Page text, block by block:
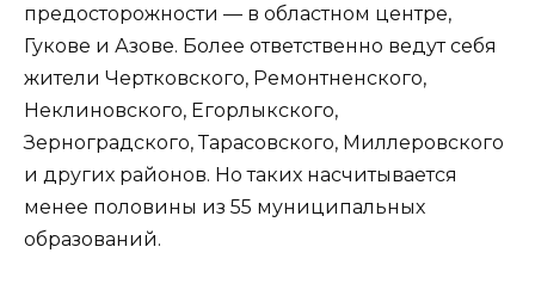
предосторожности — в областном центре,
Гукове и Азове. Более ответственно ведут себя
жители Чертковского, Ремонтненского,
Неклиновского, Eгорлыкского,
Зерноградского, Тарасовского, Миллеровского
и других районов. Но таких насчитывается
менее половины из 55 муниципальных
образований.